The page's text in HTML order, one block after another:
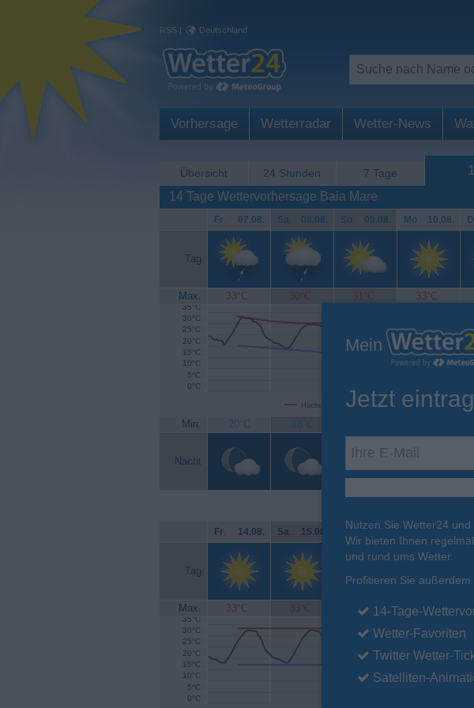
RSS | Deutschland
Vorhersage Wetterradar Wetter-News
Übersicht 24 Stunden 7 Tage
14 Tage Wettervorhersage Baia Mare
Fr. 07.08. Sa. 08.08. So. 09.08. Mo. 10.08.
Tag
Max. 33°C 30°C 31°C 33°C
Höchsttemperatur Tiefsttemperatur
0°C
5°C
10°C
15°C
20°C
25°C
30°C
35°C
Min. 20°C 18°C
Nacht
Fr. 14.08. Sa. 15.08. So. 16.08. Mo. 17.08.
Tag
Max. 33°C 33°C 33°C 34°C
0°C
5°C
10°C
15°C
20°C
25°C
30°C
35°C
Mein
Jetzt
Nutzen Sie Wetter24
Wir bieten Ihnen
und rund ums Wetter.
Profitieren Sie
14-Tage-
Wetter-Favoriten
Twitter Wetter-
Satelliten-